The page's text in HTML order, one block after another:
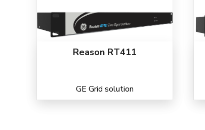
Reason RT411
GE Grid solution